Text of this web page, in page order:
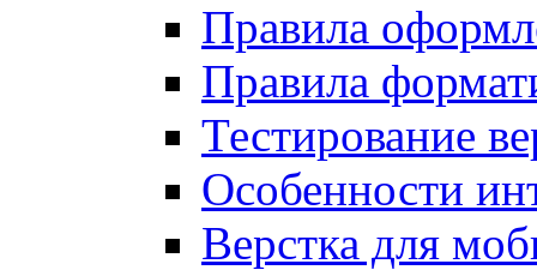
Правила
Правила
Тестирование
Особенности
Верстка для